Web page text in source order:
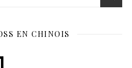
EN CHINOIS